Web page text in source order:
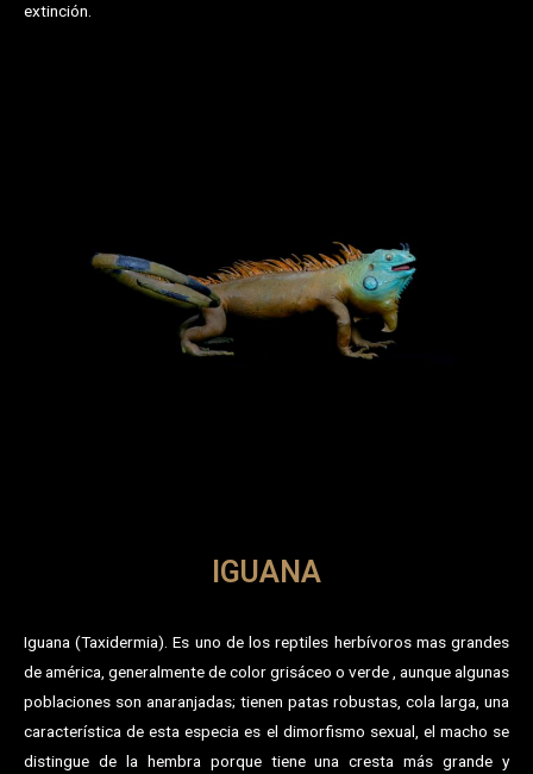
extinción.
IGUANA
Iguana (Taxidermia). Es uno de los reptiles herbívoros mas grandes
de américa, generalmente de color grisáceo o verde , aunque algunas
poblaciones son anaranjadas; tienen patas robustas, cola larga, una
característica de esta especia es el dimorfismo sexual, el macho se
distingue de la hembra porque tiene una cresta más grande y